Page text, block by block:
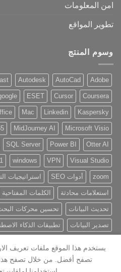
امن المعلومات
تطوير المواقع
وسوم المنتج
Adobe
AutoCad
Autodesk
Coursera
Cursor
ESET
Kaspersky
Linkedin
Mac
Microsoft Visio
MidJourney AI
Otter AI
Power BI
SQL Server
Visual Studio
VPN
windows
zoom أدوات SEO استراتيجيات
استعلامات محادثة الكلمات المفتاحية
تحديث البيانات تحسين محركات
تصدير البيانات تطبيقات الذكاء
يستخدم هذا الموقع ملفات تعريف
تصفح أفضل. من خلال تصفح هذا